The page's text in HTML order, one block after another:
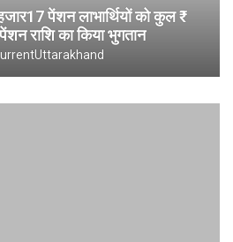
पेंशन लाभार्थियों को कुल ₹
राशि का किया भुगतान